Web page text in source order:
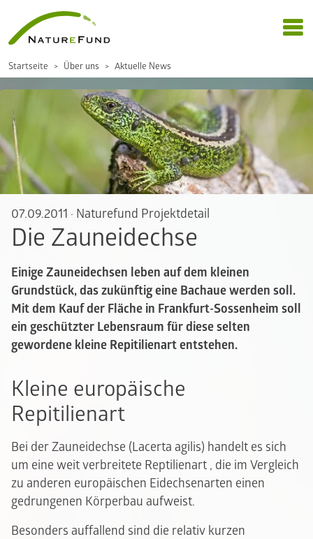
Startseite Über uns Aktuelle News
07.09.2011 · Naturefund Projektdetail
Die Zauneidechse
Einige Zauneidechsen leben auf dem kleinen
Grundstück, das zukünftig eine Bachaue werden soll.
Mit dem Kauf der Fläche in Frankfurt-Sossenheim soll
ein geschützter Lebensraum für diese selten
gewordene kleine Repitilienart entstehen.
Kleine europäische
Repitilienart
Bei der Zauneidechse (Lacerta agilis) handelt es sich
um eine weit verbreitete Reptilienart , die im Vergleich
zu anderen europäischen Eidechsenarten einen
gedrungenen Körperbau aufweist.
Besonders auffallend sind die relativ kurzen